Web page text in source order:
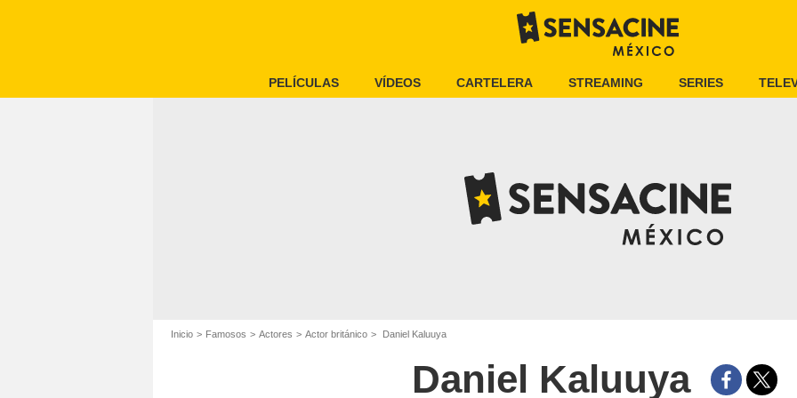
PELÍCULAS VÍDEOS CARTELERA STREAMING SERIES
Inicio Famosos Actores Actor británico Daniel Kaluuya
Daniel Kaluuya